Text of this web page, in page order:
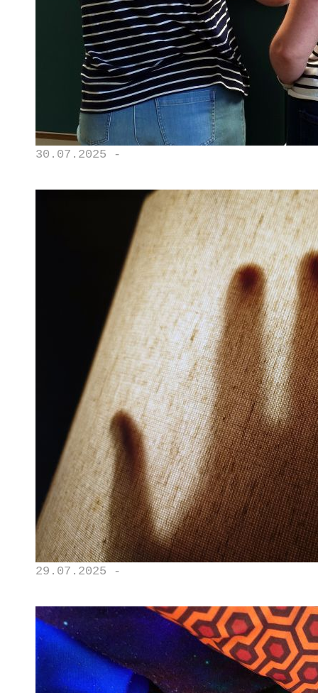
30.07.2025 -
29.07.2025 -